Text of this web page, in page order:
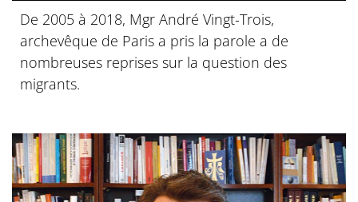
De 2005 à 2018, Mgr André Vingt-Trois,
archevêque de Paris a pris la parole a de
nombreuses reprises sur la question des
migrants.